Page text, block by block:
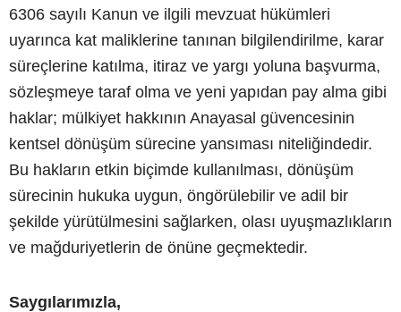
6306 sayılı Kanun ve ilgili mevzuat hükümleri
uyarınca kat maliklerine tanınan bilgilendirilme, karar
süreçlerine katılma, itiraz ve yargı yoluna başvurma,
sözleşmeye taraf olma ve yeni yapıdan pay alma gibi
haklar; mülkiyet hakkının Anayasal güvencesinin
kentsel dönüşüm sürecine yansıması niteliğindedir.
Bu hakların etkin biçimde kullanılması, dönüşüm
sürecinin hukuka uygun, öngörülebilir ve adil bir
şekilde yürütülmesini sağlarken, olası uyuşmazlıkların
ve mağduriyetlerin de önüne geçmektedir.
Saygılarımızla,